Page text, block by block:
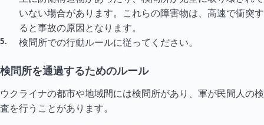
いない場合があります。これらの障害物は、高速で衝突す
ると事故の原因となります。
検問所での行動ルールに従ってください。
検問所を通過するためのルール
ウクライナの都市や地域間には検問所があり、軍が民間人の検
査を行うことがあります。